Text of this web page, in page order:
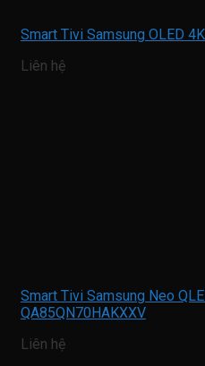
Smart Tivi Samsung OLED
Liên hệ
Smart Tivi Samsung Neo
QA85QN70HAKXXV
Liên hệ